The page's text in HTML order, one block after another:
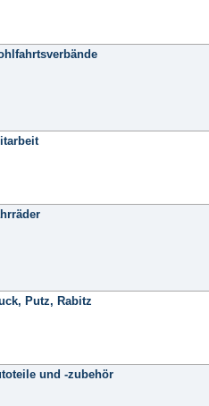
Putz, Rabitz
und -zubehör